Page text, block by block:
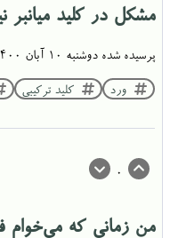
مشکل در کلید میانبر
پرسیده شده دوشنبه ۱۰ آبان ۱۴۰۰
ورد کلید ترکیبی
0
من زمانی که می‌خوام